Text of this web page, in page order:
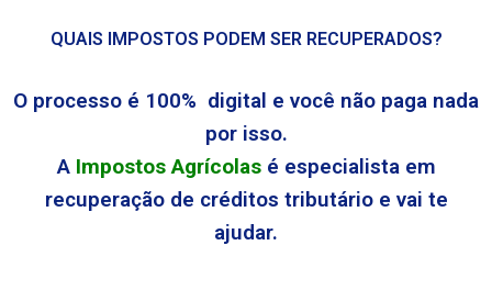
QUAIS IMPOSTOS PODEM SER RECUPERADOS?
O processo é 100% digital e você não paga nada
por isso.
A Impostos Agrícolasé especialista em
recuperação de créditos tributário e vai te
ajudar.